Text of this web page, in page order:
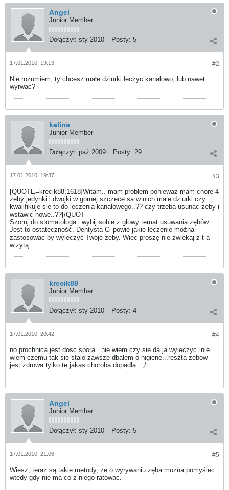
Angel
Junior Member
Dołączył: sty 2010 Posty: 5
#2
17.01.2010, 19:13
Nie rozumiem, ty chcesz małe dziurki leczyc kanałowo, lub nawet
wyrwac?
kalina
Junior Member
Dołączył: paź 2009 Posty: 29
#3
17.01.2010, 19:37
[QUOTE=krecik88;1618]Witam.. mam problem poniewaz mam chore 4
zeby jedynki i dwojki w gornej szczece sa w nich male dziurki czy
kwalifikuje sie to do leczenia kanalowego..?? czy trzeba usunac zeby i
wstawic nowe..??[/QUOT
Szoruj do stomatologa i wybij sobie z głowy temat usuwania zębów.
Jest to ostateczność. Dentysta Ci powie jakie leczenie można
zastosowac by wyleczyć Twoje zęby. Więc proszę nie zwlekaj z t ą
wizytą.
krecik88
Junior Member
Dołączył: sty 2010 Posty: 4
#4
17.01.2010, 20:42
no prochnica jest dosc spora...nie wiem czy sie da ja wyleczyc..nie
wiem czemu tak sie stalo zawsze dbalem o higiene...reszta zebow
jest zdrowa tylko te jakas choroba dopadla...;/
Angel
Junior Member
Dołączył: sty 2010 Posty: 5
#5
17.01.2010, 21:06
Wiesz, teraz są takie metody, że o wyrywaniu zęba można pomyślec
wtedy gdy nie ma co z niego ratowac.